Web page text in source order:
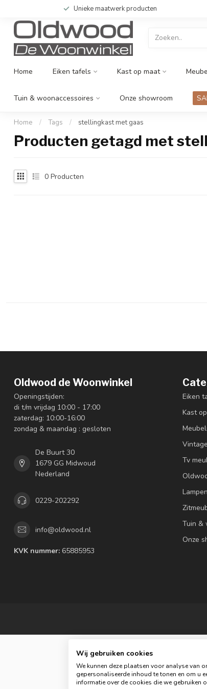
Unieke maatwerk producten
Home Eiken tafels Kast op maat
Tuin & woonaccessoires Onze showroom
Home / Tags / stellingkast met gaas
Producten getagd met
0 Producten
Oldwood de Woonwinkel
Openingstijden:
di t/m vrijdag 10:00 - 17:00
zaterdag: 10:00-16:00
zondag & maandag : gesloten
De Buurt 30
1679 GG Midwoud
Nederland
0229-202292
info@oldwood.nl
KVK nummer: 65885953
Eiken
Kast
Tv
Lampen
Tuin &
Onze
Wij gebruiken cookies
We kunnen deze plaatsen voor analyse van
gepersonaliseerde inhoud te tonen en om u
informatie over de cookies die we gebruiken